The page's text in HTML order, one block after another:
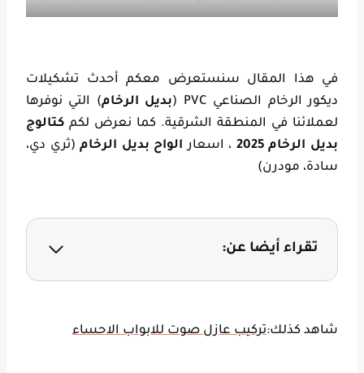
في هذا المقال سنستعرض معكم أحدث تشكيلات
ديكور الرخام الصناعي PVC (
بديل الرخام) التي نوفرها
لعملائنا في المنطقة الشرقية. كما نعرض لكم كتالوج
بديل الرخام 2025
، اسعار الواح بديل الرخام(ثري دي،
سادة، مودرن)
تقراء أيضا عن:
شاهد كذلك:تركيب عازل صوت للابواب الاحساء